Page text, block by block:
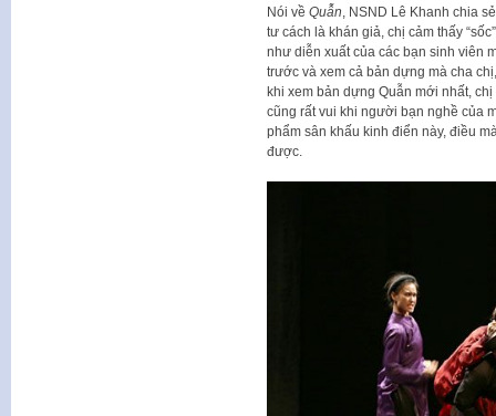
Nói về Quẫn, NSND Lê Khanh chia
tư cách là khán giả, chị cảm thấy
như diễn xuất của các bạn sinh viên
trước và xem cả bản dựng mà cha
khi xem bản dựng Quẫn mới nhất,
cũng rất vui khi người bạn nghề của
phẩm sân khấu kinh điển này, điều
được.